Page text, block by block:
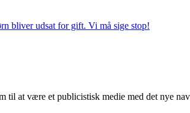
bliver udsat for gift. Vi må sige stop!
til at være et publicistisk medie med det nye